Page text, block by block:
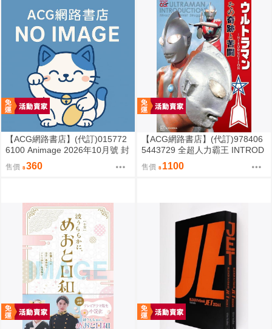
【ACG網路書店】(代訂)015772
6100 Animage 2026年10月號 封
面:二十世紀電氣目錄
售價 360
【ACG網路書店】(代訂)978406
5443729 全超人力霸王 INTROD
UCTION その奇跡と苦闘
售價 1100